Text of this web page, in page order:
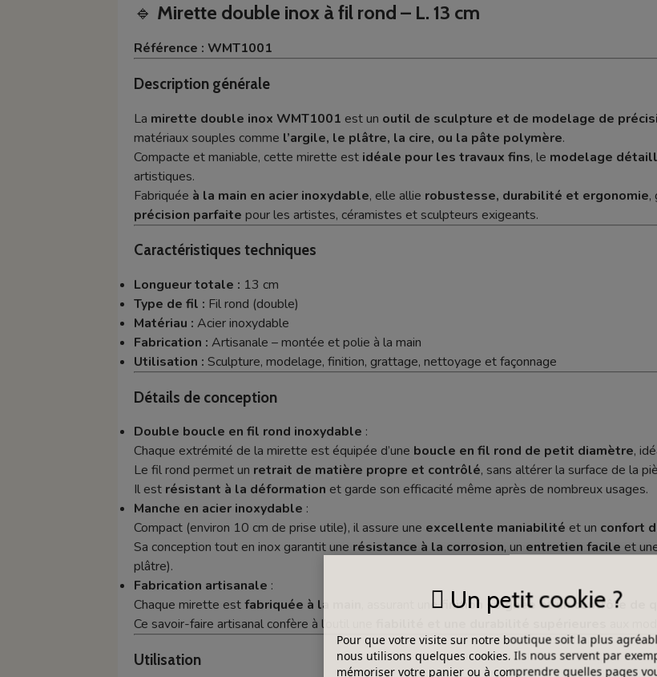
🔹 Mirette double inox à fil rond – L. 13 cm
Référence : WMT1001
Description générale
La mirette double inox WMT1001 est un outil de sculpture et de modelage de
matériaux souples comme l’argile, le plâtre, la cire, ou la pâte polymère.
Compacte et maniable, cette mirette est idéale pour les travaux fins, le modelage
artistiques.
Fabriquée à la main en acier inoxydable, elle allie robustesse, durabilité et ergonomie,
précision parfaite pour les artistes, céramistes et sculpteurs exigeants.
Caractéristiques techniques
Longueur totale : 13 cm
Type de fil : Fil rond (double)
Matériau : Acier inoxydable
Fabrication : Artisanale – montée et polie à la main
Utilisation : Sculpture, modelage, finition, grattage, nettoyage et façonnage
Détails de conception
Double boucle en fil rond inoxydable :
Chaque extrémité de la mirette est équipée d’une boucle en fil rond de petit diamètre,
Le fil rond permet un retrait de matière propre et contrôlé, sans altérer la surface de la
Il est résistant à la déformation et garde son efficacité même après de nombreux usages.
Manche en acier inoxydable :
Compact (environ 10 cm de prise utile), il assure une excellente maniabilité et un confort
Sa conception tout en inox garantit une résistance à la corrosion, un entretien facile et
plâtre).
Fabrication artisanale :
Chaque mirette estfabriquée à la main , assurant unefinition soignée et un contrôle de
Ce savoir-faire artisanal confère à l’outil une
Utilisation
Un petit cookie ?
Pour que votre visite sur notre boutique soit la plus
nous utilisons quelques cookies. Ils nous servent par
mémoriser votre panier ou à comprendre quelles pages